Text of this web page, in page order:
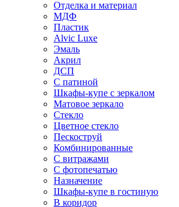
Отделка и материал
МДФ
Пластик
Alvic Luxe
Эмаль
Акрил
ДСП
С патиной
Шкафы-купе с зеркалом
Матовое зеркало
Стекло
Цветное стекло
Пескоструй
Комбинированные
С витражами
С фотопечатью
Назначение
Шкафы-купе в гостиную
В коридор